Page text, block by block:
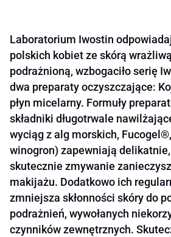
Laboratorium Iwostin
polskich kobiet ze skórą
podrażnioną, wzbogaciło serię
dwa preparaty oczyszczające:
płyn micelarny. Formuły
składniki długotrwale
wyciąg z alg morskich,
winogron) zapewniają
skutecznie zmywanie
makijażu. Dodatkowo ich
zmniejsza skłonności skóry do
podrażnień, wywołanych
czynników zewnętrznych.